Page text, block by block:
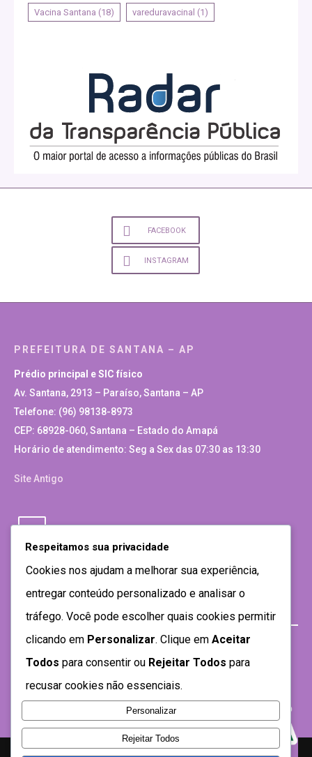
Vacina Santana (18) vareduravacinal (1)
FACEBOOK
INSTAGRAM
PREFEITURA DE SANTANA – AP
Prédio principal e SIC físico
Av. Santana, 2913 – Paraíso, Santana – AP
Telefone: (96) 98138-8973
CEP: 68928-060, Santana – Estado do Amapá
Horário de atendimento: Seg a Sex das 07:30 as 13:30
Site Antigo
Respeitamos sua privacidade
Cookies nos ajudam a melhorar sua experiência,
entregar conteúdo personalizado e analisar o
tráfego. Você pode escolher quais cookies permitir
clicando em Personalizar. Clique em Aceitar
Todos para consentir ou Rejeitar Todos para
recusar cookies não essenciais.
Personalizar
Rejeitar Todos